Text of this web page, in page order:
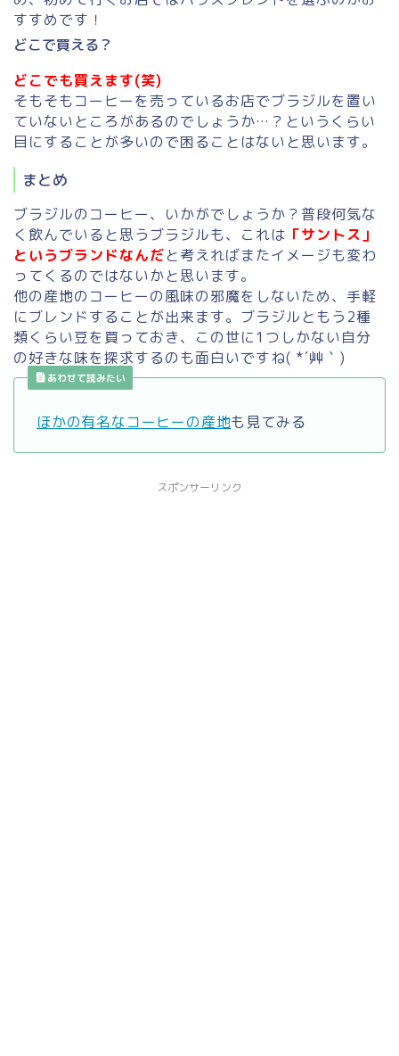
すすめです！
どこで買える？
どこでも買えます(笑)
そもそもコーヒーを売っているお店でブラジルを置い
ていないところがあるのでしょうか…？というくらい
目にすることが多いので困ることはないと思います。
まとめ
ブラジルのコーヒー、いかがでしょうか？普段何気な
く飲んでいると思うブラジルも、これは 「サントス」
というブランドなんだと考えればまたイメージも変わ
ってくるのではないかと思います。
他の産地のコーヒーの風味の邪魔をしないため、手軽
にブレンドすることが出来ます。ブラジルともう2種
類くらい豆を買っておき、この世に1つしかない自分
の好きな味を探求するのも面白いですね( *´艸｀)
あわせて読みたい
ほかの有名なコーヒーの産地も見てみる
スポンサーリンク